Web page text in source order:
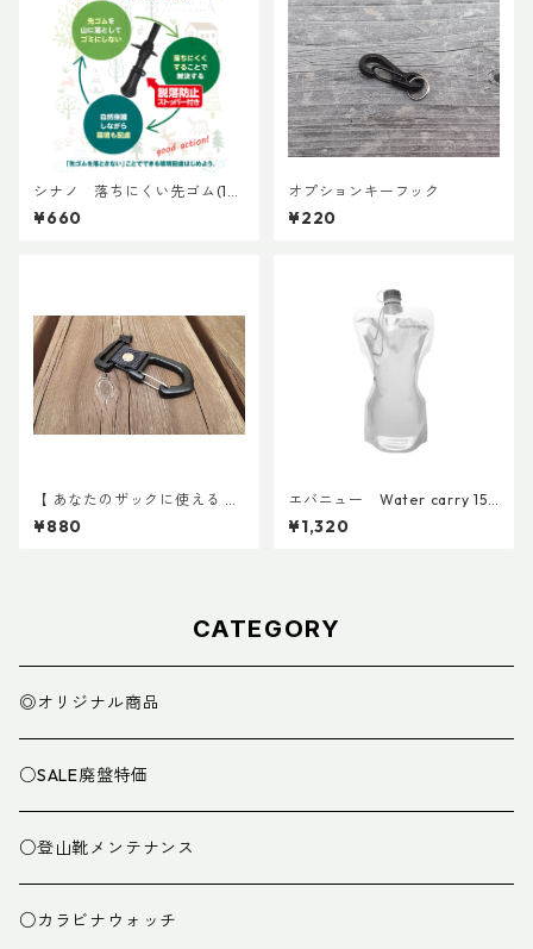
シナノ 落ちにくい先ゴム(1個
売り)
¥660
オプションキーフック
¥220
【 あなたのザックに使える 】
キャッチ7
¥880
エバニュー Water carry 150
0ml Grey
¥1,320
CATEGORY
◎オリジナル商品
○SALE廃盤特価
○登山靴メンテナンス
○カラビナウォッチ